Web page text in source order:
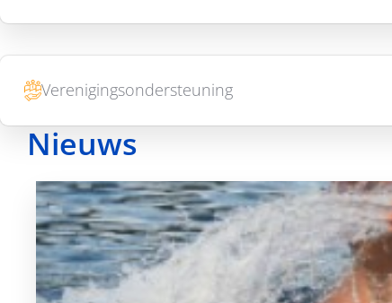
Verenigingsondersteuning
Nieuws